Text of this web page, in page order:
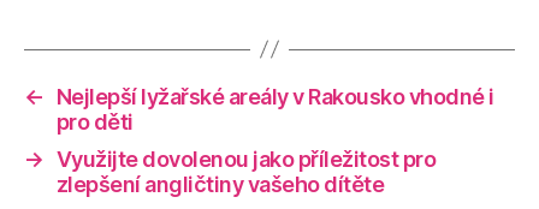
←
Nejlepší lyžařské areály v Rakousko vhodné i
pro děti
→ Využijte dovolenou jako příležitost pro
zlepšení angličtiny vašeho dítěte